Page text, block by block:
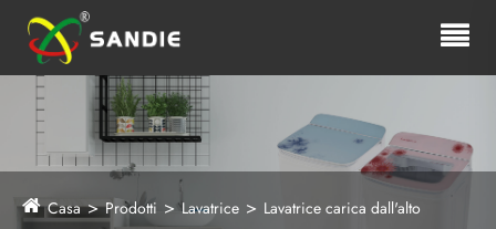
Casa Prodotti Lavatrice Lavatrice carica dall'alto